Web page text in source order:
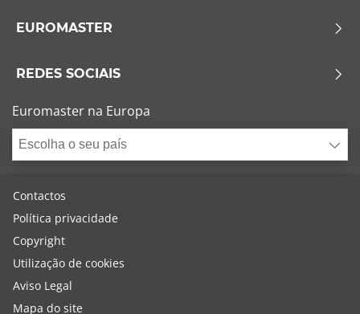
EUROMASTER
REDES SOCIAIS
Euromaster na Europa
Escolha o seu país
Contactos
Política privacidade
Copyright
Utilização de cookies
Aviso Legal
Mapa do site